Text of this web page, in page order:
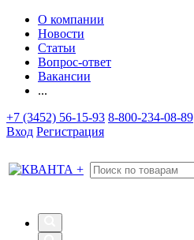
О компании
Новости
Статьи
Вопрос-ответ
Вакансии
...
+7 (3452) 56-15-93 8-800-234-08-89
Вход Регистрация